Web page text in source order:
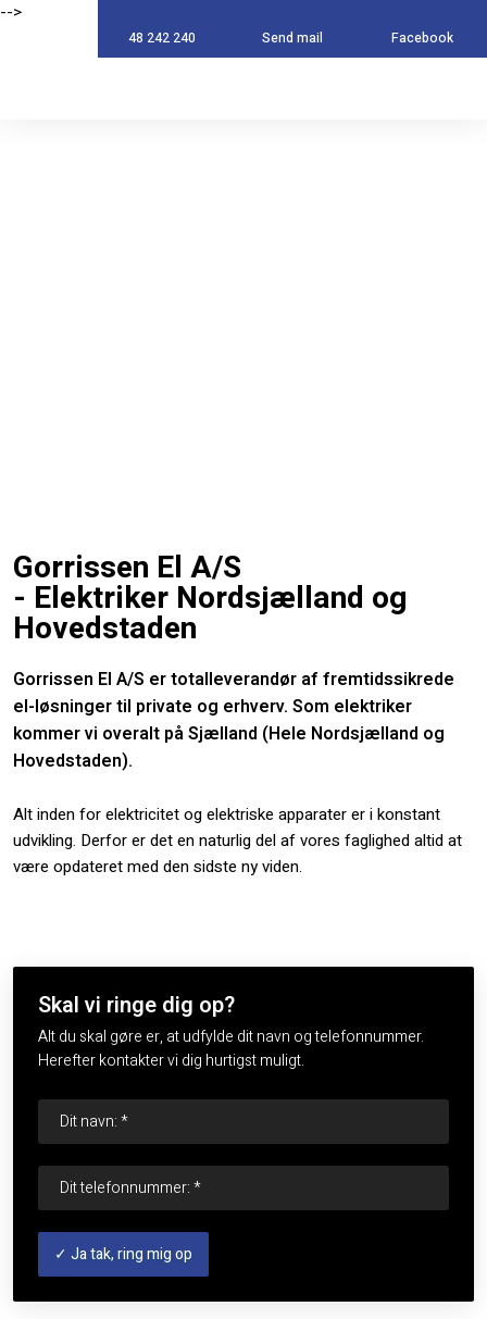
-->
48 242 240 Send mail Facebook
Gorrissen El A/S
​- Elektriker Nordsjælland og
Hovedstaden​
Gorrissen El A/S er totalleverandør af fremtidssikrede
el-løsninger til private og erhverv. Som elektriker
kommer vi overalt på Sjælland (Hele Nordsjælland og
Hovedstaden).
Alt inden for elektricitet og elektriske apparater er i konstant
udvikling. Derfor er det en naturlig del af vores faglighed altid at
være opdateret med den sidste ny viden.​
Skal vi ringe dig op?
Alt du skal gøre er, at udfylde dit navn og telefonnummer.
Herefter kontakter vi dig hurtigst muligt.